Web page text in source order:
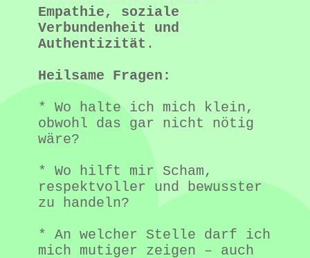
Empathie, soziale
Verbundenheit und
Authentizität .
Heilsame Fragen:
* Wo halte ich mich klein,
obwohl das gar nicht nötig
wäre?
* Wo hilft mir Scham,
respektvoller und bewusster
zu handeln?
* An welcher Stelle darf ich
mich mutiger zeigen – auch